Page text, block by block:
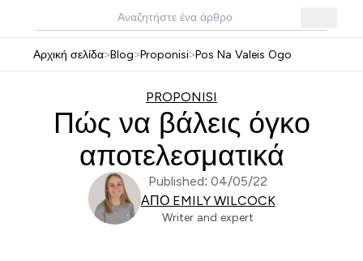
Αρχική σελίδα>Blog>Proponisi>Pos Na Valeis Ogo
PROPONISI
Πώς να βάλεις όγκο
αποτελεσματικά
Published: 04/05/22
ΑΠΌ EMILY WILCOCK
Writer and expert